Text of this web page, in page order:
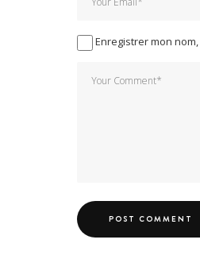
Enregistrer mon